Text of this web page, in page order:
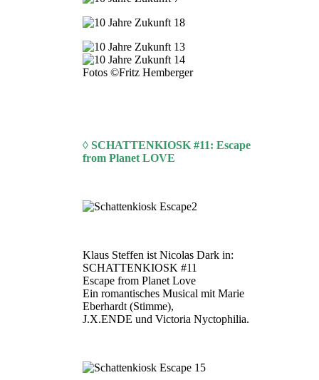
Fotos ©Fritz Hemberger
◊ SCHATTENKIOSK #11: Escape
from Planet LOVE
Klaus Steffen ist Nicolas Dark in:
SCHATTENKIOSK #11
Escape from Planet Love
Ein romantisches Musical mit Marie
Eberhardt (Stimme),
J.X.ENDE und Victoria Nyctophilia.